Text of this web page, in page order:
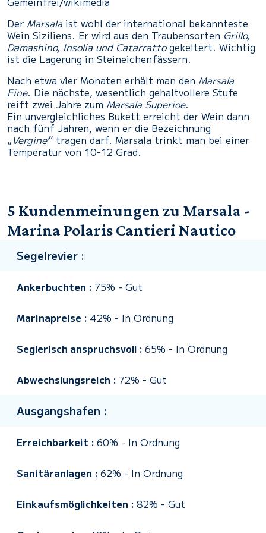
Der Marsalaist wohl der international bekannteste
Wein Siziliens. Er wird aus den Traubensorten Grillo,
Damashino, Insolia und Catarrattogekeltert. Wichtig
ist die Lagerung in Steineichenfässern.
Nach etwa vier Monaten erhält man den Marsala
Fine. Die nächste, wesentlich gehaltvollere Stufe
reift zwei Jahre zum Marsala Superioe.
Ein unvergleichliches Bukett erreicht der Wein dann
nach fünf Jahren, wenn er die Bezeichnung
„Vergine’“ tragen darf. Marsala trinkt man bei einer
Temperatur von 10-12 Grad.
5 Kundenmeinungen zu Marsala -
Marina Polaris Cantieri Nautico
Segelrevier :
Ankerbuchten : 75% - Gut
Marinapreise : 42% - In Ordnung
Seglerisch anspruchsvoll : 65% - In Ordnung
Abwechslungsreich : 72% - Gut
Ausgangshafen :
Erreichbarkeit : 60% - In Ordnung
Sanitäranlagen : 62% - In Ordnung
Einkaufsmöglichkeiten : 82% - Gut